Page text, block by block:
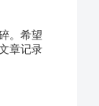
。希望
章记录